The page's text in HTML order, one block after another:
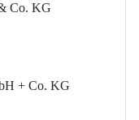
Co. KG
+ Co. KG